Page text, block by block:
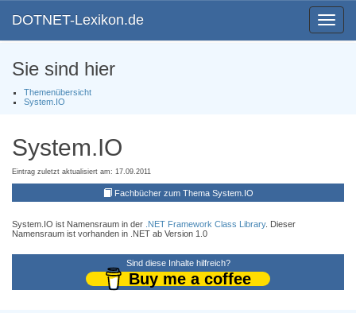
Toggle
DOTNET-Lexikon.de
Sie sind hier
Themenübersicht
System.IO
System.IO
Eintrag zuletzt aktualisiert am: 17.09.2011
Fachbücher zum Thema System.IO
System.IO ist Namensraum in der .NET Framework Class Library. Dieser
Namensraum ist vorhanden in .NET ab Version 1.0
Sind diese Inhalte hilfreich?
Buy me a coffee